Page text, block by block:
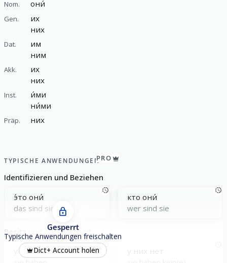
Nom. они́
Gen.
их
них
Dat.
им
ним
Akk.
их
них
Inst.
и́ми
ни́ми
Präp. них
TYPISCHE ANWENDUNGENPRO
Identifizieren und Beziehen
э́то они́
das sind sie
кто они́
wer sind sie
Besitz und Abwesenheit
у них есть
Gesperrt
Typische Anwendungen freischalten
Dict+ Account holen